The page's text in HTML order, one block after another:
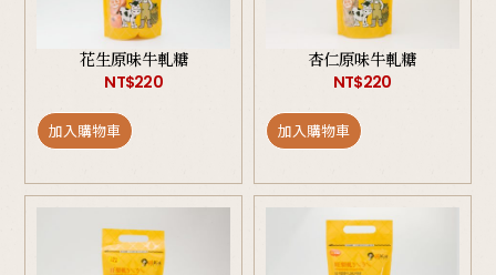
花生原味牛軋糖
NT$220
加入購物車
杏仁原味牛軋糖
NT$220
加入購物車